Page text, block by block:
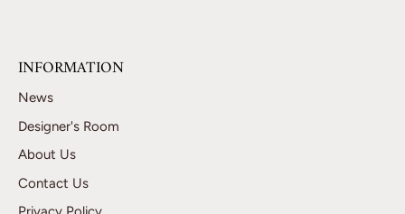
INFORMATION
News
Designer's Room
About Us
Contact Us